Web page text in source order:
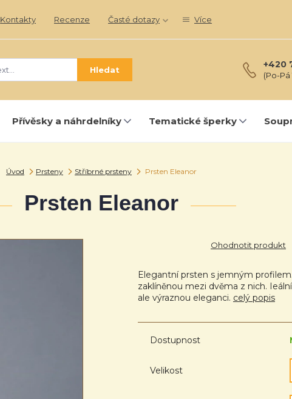
Kontakty Recenze Časté dotazy Více
Hledat +420
(Po-Pá
Přívěsky a náhrdelníky Tematické šperky
Úvod Prsteny Stříbrné prsteny Prsten Eleanor
Prsten Eleanor
Ohodnotit produkt
Elegantní prsten s jemným
zaklíněnou mezi dvěma z nich.
ale výraznou eleganci. celý popis
Dostupnost
Velikost